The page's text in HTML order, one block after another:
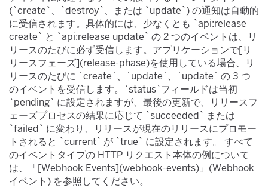
(`create`​、`destroy`​、または `update`​) の通知は自動的
に受信されます。具体的には、少なくとも `api:release
create`​ と `api:release update`​ の 2 つのイベントは、リ
リースのたびに必ず受信します。アプリケーションで[リ
リースフェーズ](release-phase)​を使用している場合、リ
リースのたびに `create`​、`update`​、`update`​ の 3 つ
のイベントを受信します。`status`​フィールドは当初
`pending`​ に設定されますが、最後の更新で、リリースフ
ェーズプロセスの結果に応じて `succeeded`​ または
`failed`​ に変わり、リリースが現在のリリースにプロモー
トされると `current`​ が `true`​ に設定されます。 すべて
のイベントタイプの HTTP リクエスト本体の例について
は、「[Webhook Events](webhook-events)​」(Webhook
イベント) を参照してください。